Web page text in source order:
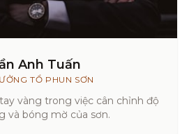
Anh Tuấn
TỔ PHUN SƠN
vàng trong việc cân chỉnh độ
và bóng mờ của sơn.